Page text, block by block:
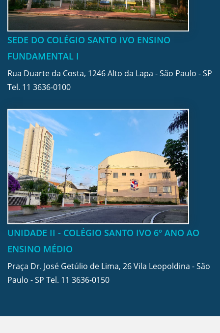
SEDE DO COLÉGIO SANTO IVO ENSINO
FUNDAMENTAL I
Rua Duarte da Costa, 1246 Alto da Lapa - São Paulo - SP
Tel. 11 3636-0100
UNIDADE II - COLÉGIO SANTO IVO 6º ANO AO
ENSINO MÉDIO
Praça Dr. José Getúlio de Lima, 26 Vila Leopoldina - São
Paulo - SP Tel. 11 3636-0150